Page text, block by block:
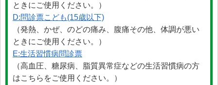
ときにご使用ください。）
D:問診票こども(15歳以下)
（発熱、かぜ、のどの痛み、腹痛その他、体調が悪い
ときにご使用ください。）
E:生活習慣病問診票
（高血圧、糖尿病、脂質異常症などの生活習慣病の方
はこちらをご使用ください。）